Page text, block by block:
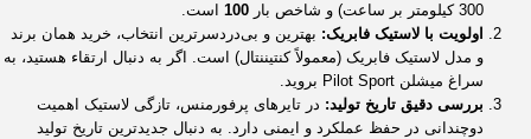
300 کیلومتر بر ساعت) و شاخص بار
100 است.
اولویت با لاستیک فابریک: بهترین و بی‌دردسرترین انتخاب، خرید همان برند
و مدل لاستیک فابریک (معمولاً کنتیننتال) است. اگر به دنبال ارتقاء هستید، به
سراغ میشلن Pilot Sport بروید.
بررسی دقیق تاریخ تولید: در تایرهای پرفورمنس، تازگی لاستیک اهمیت
دوچندانی در حفظ عملکرد و ایمنی دارد. به دنبال جدیدترین تاریخ تولید